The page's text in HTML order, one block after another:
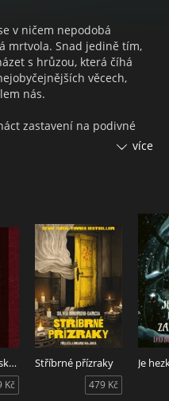
v ničem nepodobá
mrtvola. Snad jedině tím,
s hrůzou, která číhá
věcech,
nás.
zastavení na podivné
narazili, když jsme na
symbolů. Ve všech
dřeň toho nejčernějšího
románu Znamenitá
několika let, proto jsou
jež je všechny spojuje.
více
Návrat psa baskervillského
Kč
Stříbrné přízraky
479 Kč